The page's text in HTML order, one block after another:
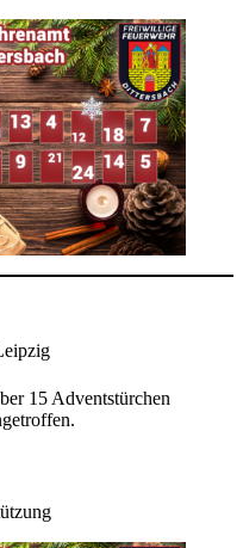
15 Adventstürchen